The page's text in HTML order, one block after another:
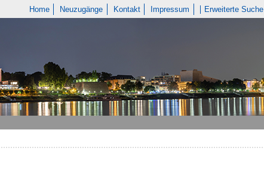
Home Neuzugänge Kontakt Impressum Erweiterte Suche